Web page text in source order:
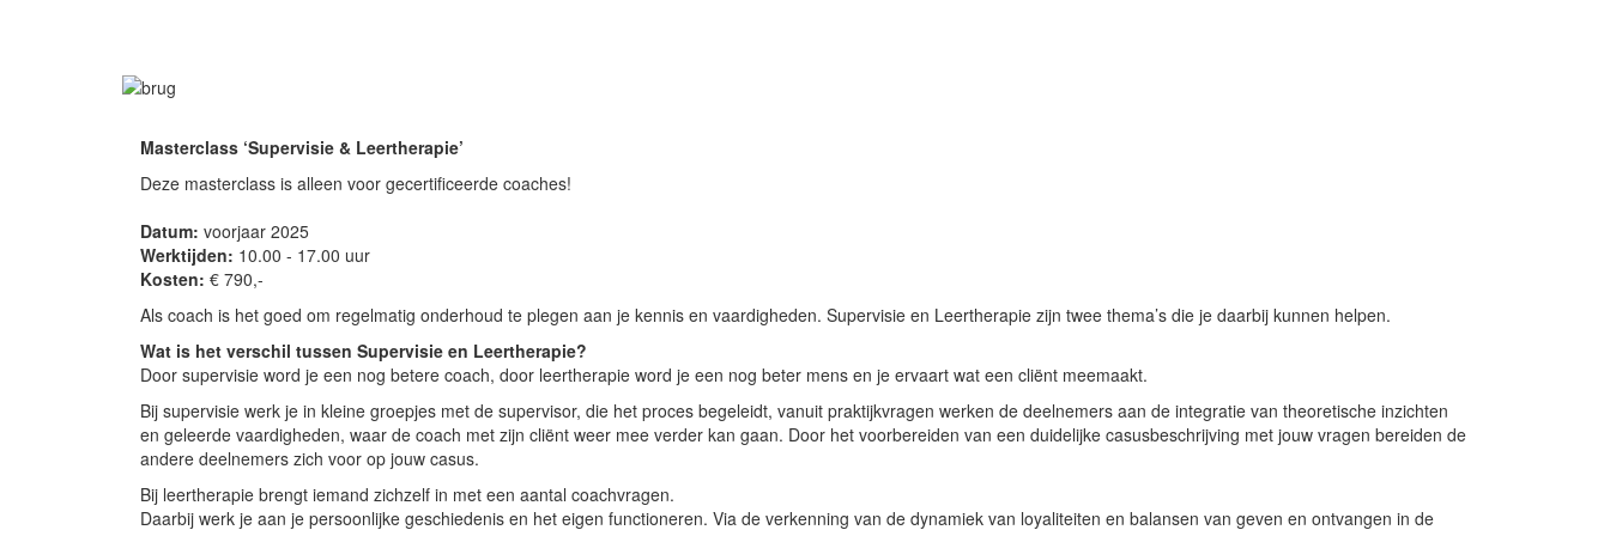
Masterclass ‘Supervisie & Leertherapie’
Deze masterclass is alleen voor gecertificeerde coaches!
Datum: voorjaar 2025
Werktijden: 10.00 - 17.00 uur
Kosten: € 790,-
Als coach is het goed om regelmatig onderhoud te plegen aan je kennis en vaardigheden. Supervisie en Leertherapie zijn twee thema’s die je daarbij kunnen helpen.
Wat is het verschil tussen Supervisie en Leertherapie?
Door supervisie word je een nog betere coach, door leertherapie word je een nog beter mens en je ervaart wat een cliënt meemaakt.
Bij supervisie werk je in kleine groepjes met de supervisor, die het proces begeleidt, vanuit praktijkvragen werken de deelnemers aan de integratie van theoretische inzichten
en geleerde vaardigheden, waar de coach met zijn cliënt weer mee verder kan gaan. Door het voorbereiden van een duidelijke casusbeschrijving met jouw vragen bereiden de
andere deelnemers zich voor op jouw casus.
Bij leertherapie brengt iemand zichzelf in met een aantal coachvragen.
Daarbij werk je aan je persoonlijke geschiedenis en het eigen functioneren. Via de verkenning van de dynamiek van loyaliteiten en balansen van geven en ontvangen in de